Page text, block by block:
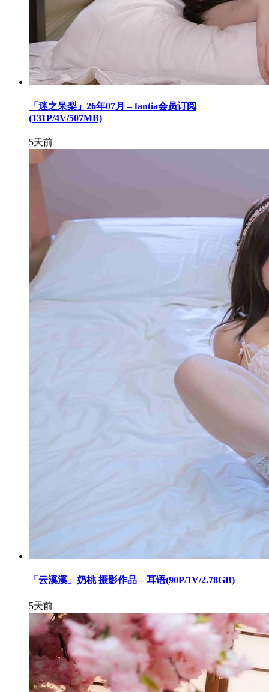
「迷之呆梨」26年07月 – fantia会员订阅
(131P/4V/507MB)
5天前
「云溪溪」奶桃 摄影作品 – 耳语(90P/1V/2.78GB)
5天前